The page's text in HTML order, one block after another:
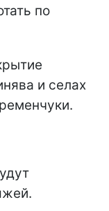
по
и селах